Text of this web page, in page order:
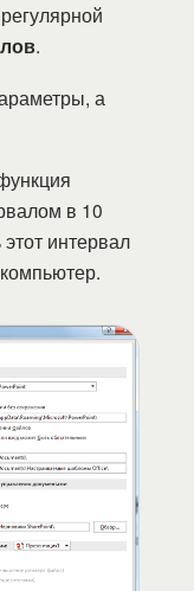
.
а
в 10
интервал